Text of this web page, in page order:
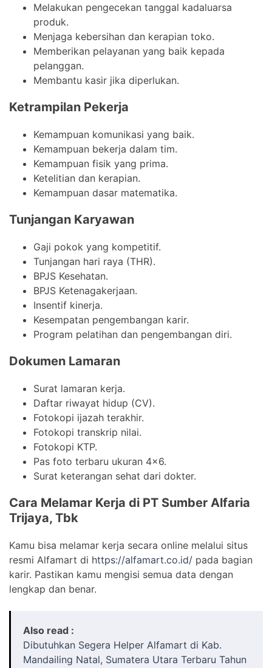
Melakukan pengecekan tanggal kadaluarsa
produk.
Menjaga kebersihan dan kerapian toko.
Memberikan pelayanan yang baik kepada
pelanggan.
Membantu kasir jika diperlukan.
Ketrampilan Pekerja
Kemampuan komunikasi yang baik.
Kemampuan bekerja dalam tim.
Kemampuan fisik yang prima.
Ketelitian dan kerapian.
Kemampuan dasar matematika.
Tunjangan Karyawan
Gaji pokok yang kompetitif.
Tunjangan hari raya (THR).
BPJS Kesehatan.
BPJS Ketenagakerjaan.
Insentif kinerja.
Kesempatan pengembangan karir.
Program pelatihan dan pengembangan diri.
Dokumen Lamaran
Surat lamaran kerja.
Daftar riwayat hidup (CV).
Fotokopi ijazah terakhir.
Fotokopi transkrip nilai.
Fotokopi KTP.
Pas foto terbaru ukuran 4×6.
Surat keterangan sehat dari dokter.
Cara Melamar Kerja di PT Sumber Alfaria
Trijaya, Tbk
Kamu bisa melamar kerja secara online melalui situs
resmi Alfamart di https://alfamart.co.id/ pada bagian
karir. Pastikan kamu mengisi semua data dengan
lengkap dan benar.
Also read :
Dibutuhkan Segera Helper Alfamart di Kab.
Mandailing Natal, Sumatera Utara Terbaru Tahun